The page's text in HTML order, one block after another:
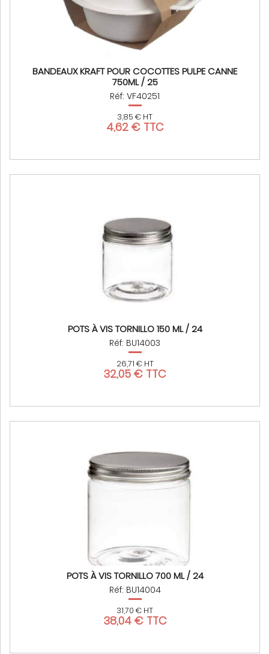
BANDEAUX KRAFT POUR COCOTTES PULPE CANNE
750ML / 25
Réf: VF40251
3,85 € HT
4,62 € TTC
POTS À VIS TORNILLO 150 ML / 24
Réf: BU14003
26,71 € HT
32,05 € TTC
POTS À VIS TORNILLO 700 ML / 24
Réf: BU14004
31,70 € HT
38,04 € TTC